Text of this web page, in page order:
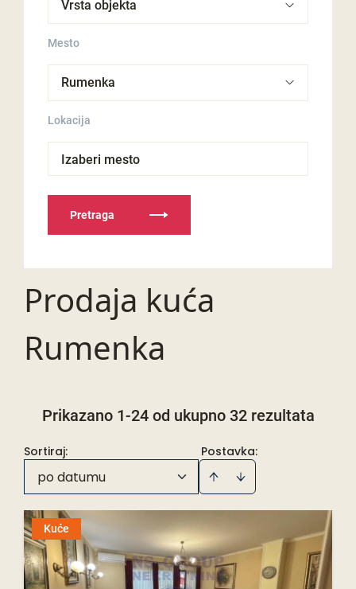
Mesto
Lokacija
Izaberi mesto
Pretraga
Prodaja kuća
Rumenka
Prikazano 1-24 od ukupno 32 rezultata
Postavka:
Sortiraj:
po datumu
Kuće